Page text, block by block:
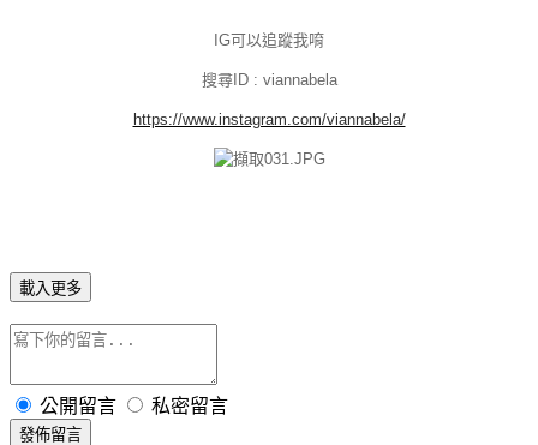
IG可以追蹤我唷
搜尋ID : viannabela
https://www.instagram.com/viannabela/
載入更多
公開留言 私密留言
發佈留言